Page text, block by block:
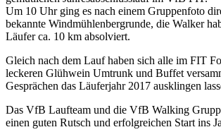
Um 10 Uhr ging es nach einem Gruppenfoto
bekannte Windmühlenbergrunde, die Walker
Läufer ca. 10 km absolviert.
Gleich nach dem Lauf haben sich alle im FIT
leckeren Glühwein Umtrunk und Buffet
Gesprächen das Läuferjahr 2017 ausklingen
Das VfB Laufteam und die VfB Walking
einen guten Rutsch und erfolgreichen Start ins